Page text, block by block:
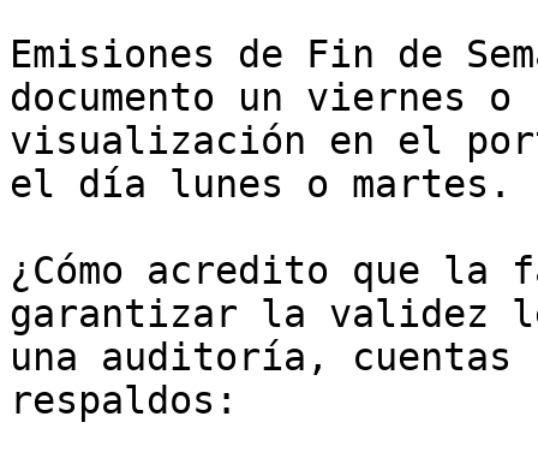
Emisiones de Fin de
documento un viernes o
visualización en el
el día lunes o martes.
¿Cómo acredito que la
garantizar la validez
una auditoría,
respaldos: